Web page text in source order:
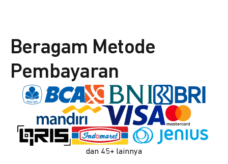
Beragam Metode
Pembayaran
dan 45+ lainnya